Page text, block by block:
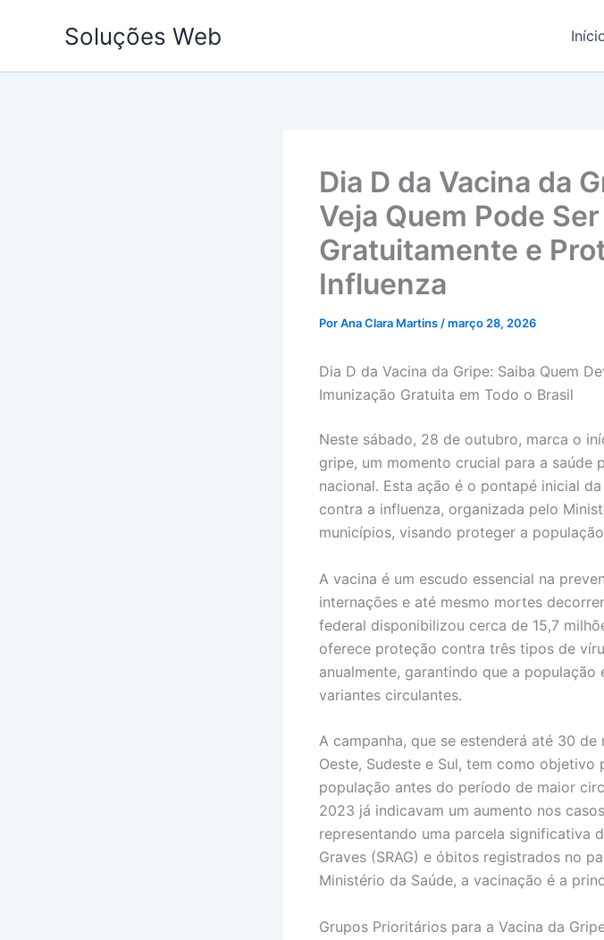
Soluções Web
Dia D da Vacina da
Veja Quem Pode
Gratuitamente e
Influenza
PorAna Clara Martins /março 28, 2026
Dia D da Vacina da Gripe: Saiba Quem
Imunização Gratuita em Todo o Brasil
Neste sábado, 28 de outubro, marca o
gripe, um momento crucial para a
nacional. Esta ação é o pontapé inicial
contra a influenza, organizada pelo
municípios, visando proteger a
A vacina é um escudo essencial na
internações e até mesmo mortes
federal disponibilizou cerca de 15,7
oferece proteção contra três tipos de
anualmente, garantindo que a
variantes circulantes.
A campanha, que se estenderá até 30
Oeste, Sudeste e Sul, tem como
população antes do período de maior
2023 já indicavam um aumento nos
representando uma parcela significativa
Graves (SRAG) e óbitos registrados no
Ministério da Saúde, a vacinação é a
Grupos Prioritários para a Vacina da